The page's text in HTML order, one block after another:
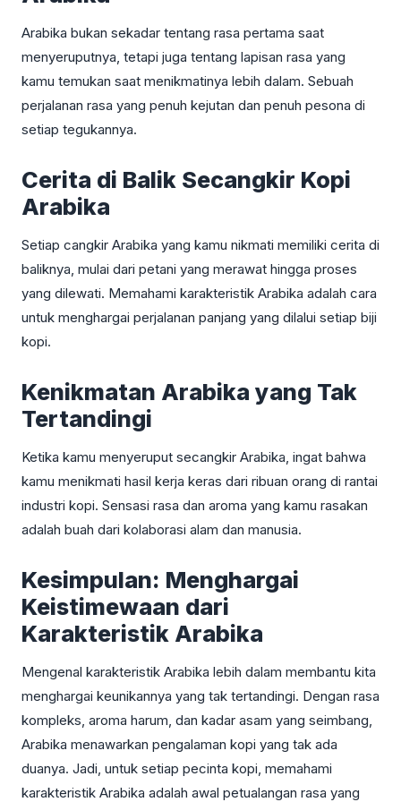
Arabika bukan sekadar tentang rasa pertama saat
menyeruputnya, tetapi juga tentang lapisan rasa yang
kamu temukan saat menikmatinya lebih dalam. Sebuah
perjalanan rasa yang penuh kejutan dan penuh pesona di
setiap tegukannya.
Cerita di Balik Secangkir Kopi
Arabika
Setiap cangkir Arabika yang kamu nikmati memiliki cerita di
baliknya, mulai dari petani yang merawat hingga proses
yang dilewati. Memahami karakteristik Arabika adalah cara
untuk menghargai perjalanan panjang yang dilalui setiap biji
kopi.
Kenikmatan Arabika yang Tak
Tertandingi
Ketika kamu menyeruput secangkir Arabika, ingat bahwa
kamu menikmati hasil kerja keras dari ribuan orang di rantai
industri kopi. Sensasi rasa dan aroma yang kamu rasakan
adalah buah dari kolaborasi alam dan manusia.
Kesimpulan: Menghargai
Keistimewaan dari
Karakteristik Arabika
Mengenal karakteristik Arabika lebih dalam membantu kita
menghargai keunikannya yang tak tertandingi. Dengan rasa
kompleks, aroma harum, dan kadar asam yang seimbang,
Arabika menawarkan pengalaman kopi yang tak ada
duanya. Jadi, untuk setiap pecinta kopi, memahami
karakteristik Arabika adalah awal petualangan rasa yang